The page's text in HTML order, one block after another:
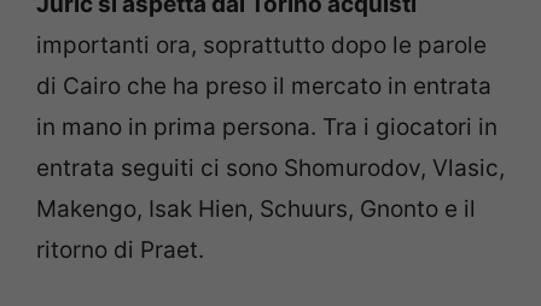
importanti ora, soprattutto dopo le parole
di Cairo che ha preso il mercato in entrata
in mano in prima persona. Tra i giocatori in
entrata seguiti ci sono Shomurodov, Vlasic,
Makengo, Isak Hien, Schuurs, Gnonto e il
ritorno di Praet.